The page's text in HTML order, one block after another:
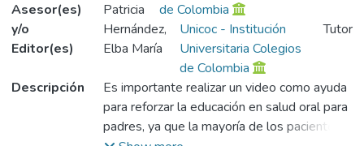
Asesor(es)
y/o
Editor(es)
Patricia
de Colombia
Hernández,
Elba María
Unicoc - Institución
Universitaria Colegios
de Colombia
Tutor
Descripción
Es importante realizar un video como ayuda
para reforzar la educación en salud oral para
padres, ya que la mayoría de los pacientes y